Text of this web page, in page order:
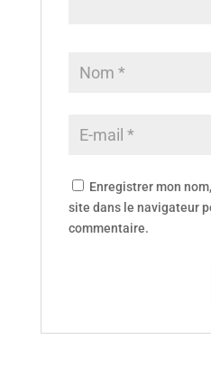
Enregistrer mon
site dans le navigateur
commentaire.